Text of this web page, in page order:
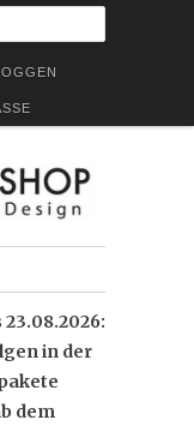
in der
dem